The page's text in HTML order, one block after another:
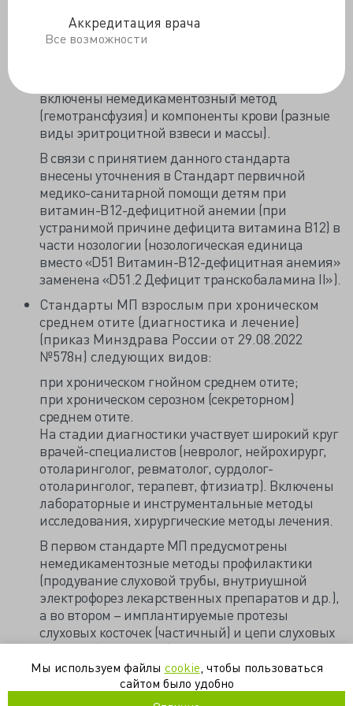
Аккредитация врача
Все возможности
дефицитной анемии (диагностика, лечение и
диспансерное наблюдение) (приказ
включены немедикаментозный метод
(гемотрансфузия) и компоненты крови (разные
виды эритроцитной взвеси и массы).
В связи с принятием данного стандарта
внесены уточнения в Стандарт первичной
медико-санитарной помощи детям при
витамин-В12-дефицитной анемии (при
устранимой причине дефицита витамина В12) в
части нозологии (нозологическая единица
вместо «D51 Витамин-В12-дефицитная анемия»
заменена «D51.2 Дефицит транскобаламина II»).
Стандарты МП взрослым при хроническом
среднем отите (диагностика и лечение)
(приказ Минздрава России от 29.08.2022
№578н) следующих видов:
при хроническом гнойном среднем отите;
при хроническом серозном (секреторном)
среднем отите.
На стадии диагностики участвует широкий круг
врачей-специалистов (невролог, нейрохирург,
отоларинголог, ревматолог, сурдолог-
отоларинголог, терапевт, фтизиатр). Включены
лабораторные и инструментальные методы
исследования, хирургические методы лечения.
В первом стандарте МП предусмотрены
немедикаментозные методы профилактики
(продувание слуховой трубы, внутриушной
электрофорез лекарственных препаратов и др.),
а во втором – имплантируемые протезы
слуховых косточек (частичный) и цепи слуховых
косточек (тотальный).
https://kormed.ru/novosti/po-stopam-kr-
vpervye-prinyaty-standarty-mp-detyam-i-
Мы используем файлы cookie , чтобы пользоваться
сайтом было удобно